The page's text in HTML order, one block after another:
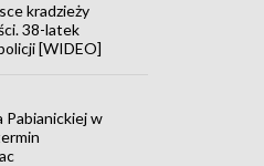
kradzieży
38-latek
[WIDEO]
Pabianickiej w